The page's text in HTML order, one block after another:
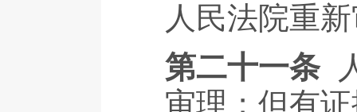
人民法院重
第二十一条
审理；但有